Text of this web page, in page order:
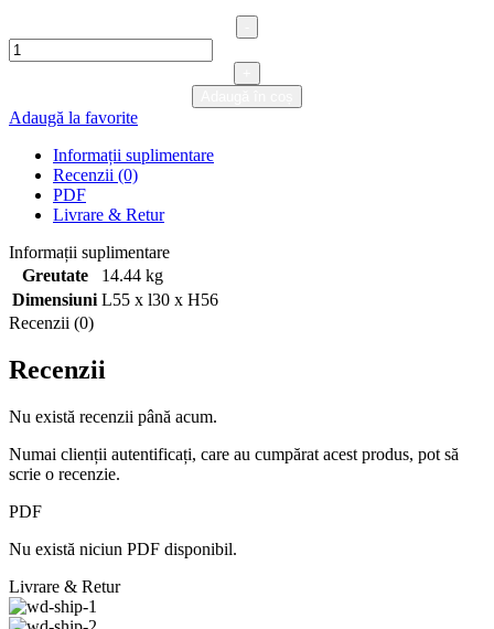
Cantitate
Suspendat
Adaugă la favorite
Informații suplimentare
Recenzii (0)
PDF
Livrare & Retur
Informații suplimentare
Greutate
14.44 kg
Dimensiuni L55 x l30 x H56
Recenzii (0)
Recenzii
Nu există recenzii până acum.
Numai clienții autentificați, care au cumpărat acest produs, pot să
scrie o recenzie.
PDF
Nu există niciun PDF disponibil.
Livrare & Retur